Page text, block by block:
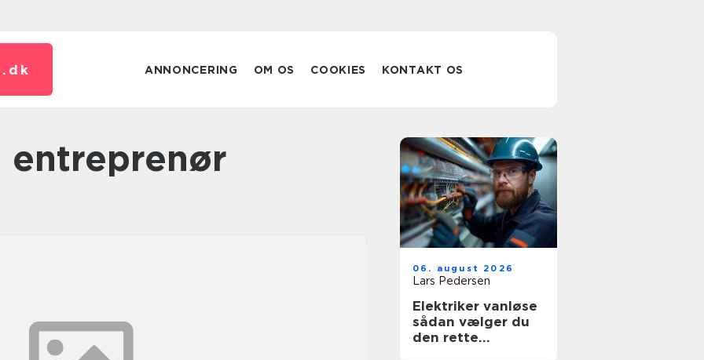
dk ANNONCERING OM OS COOKIES KONTAKT OS
entreprenør
06. august 2026
Lars Pedersen
Elektriker vanløse
sådan vælger du
den rette